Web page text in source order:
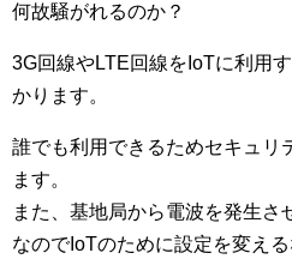
何故騒がれるのか？
3G回線やLTE回線をIoTに利用
かります。
誰でも利用できるためセキュリ
ます。
また、基地局から電波を発生さ
なのでIoTのために設定を変え